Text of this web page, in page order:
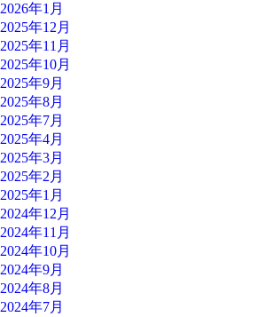
2026年1月
2025年12月
2025年11月
2025年10月
2025年9月
2025年8月
2025年7月
2025年4月
2025年3月
2025年2月
2025年1月
2024年12月
2024年11月
2024年10月
2024年9月
2024年8月
2024年7月